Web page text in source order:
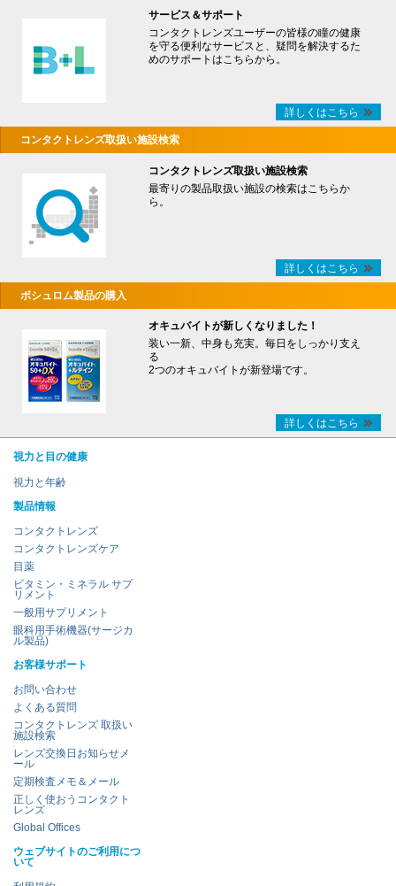
サービス＆サポート
コンタクトレンズユーザーの皆様の瞳の健康
を守る便利なサービスと、疑問を解決するた
めのサポートはこちらから。
詳しくはこちら
コンタクトレンズ取扱い施設検索
コンタクトレンズ取扱い施設検索
最寄りの製品取扱い施設の検索はこちらか
ら。
詳しくはこちら
ボシュロム製品の購入
オキュバイトが新しくなりました！
装い一新、中身も充実。毎日をしっかり支え
る
2つのオキュバイトが新登場です。
詳しくはこちら
視力と目の健康
視力と年齢
製品情報
コンタクトレンズ
コンタクトレンズケア
目薬
ビタミン・ミネラル サプ
リメント
一般用サプリメント
眼科用手術機器(サージカ
ル製品)
お客様サポート
お問い合わせ
よくある質問
コンタクトレンズ 取扱い
施設検索
レンズ交換日お知らせメ
ール
定期検査メモ＆メール
正しく使おうコンタクト
レンズ
Global Offices
ウェブサイトのご利用につ
いて